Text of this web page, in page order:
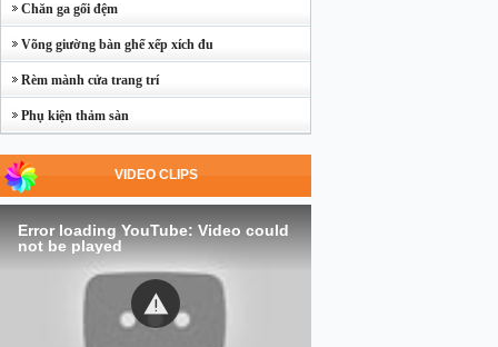
Chăn ga gối đệm
Võng giường bàn ghế xếp xích đu
Rèm mành cửa trang trí
Phụ kiện thảm sàn
VIDEO CLIPS
Error loading YouTube: Video could
not be played